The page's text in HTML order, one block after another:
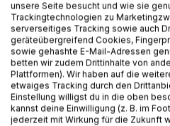
verstanden zu werden.“
Im Mittelpunkt meiner
alles rund um das Leben:
Leben lang begleiten, Dinge
Lebens und Dinge, die es
Vielleicht gelingt es mir, Sie für
das Sie bisher wie
unsere Seite besucht und wie sie
Trackingtechnologien zu
serverseitiges Tracking sowie auch
geräteübergreifend Cookies,
sowie gehashte E-Mail-Adressen
betten wir zudem Drittinhalte von
Plattformen). Wir haben auf die
etwaiges Tracking durch den
Einstellung willigst du in die oben
kannst deine Einwilligung (z. B. im
jederzeit mit Wirkung für die Zukunft